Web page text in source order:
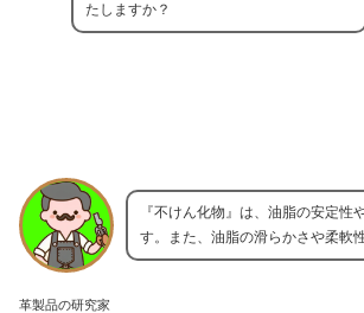
たしますか？
革製品の研究家
『不けん化物』は、油脂の安定性
す。また、油脂の滑らかさや柔軟